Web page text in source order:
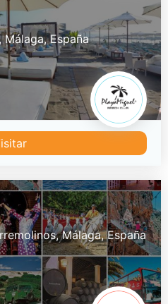
Málaga,España
Málaga,España